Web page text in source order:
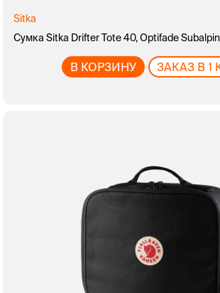
Sitka
Сумка Sitka Drifter Tote 40, Optifade
В КОРЗИНУ ЗАКАЗ В 1